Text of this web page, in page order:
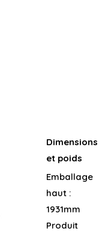
Dimensions
et poids
Emballage
haut :
1931mm
Produit